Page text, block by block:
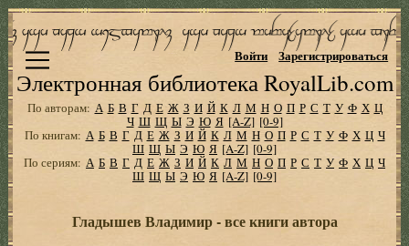
Электронная библиотека RoyalLib.com
Войти Зарегистрироваться
По авторам: А Б В Г Д Е Ж З И Й К Л М Н О П Р С Т У Ф Х Ц
Ч Ш Щ Ы Э Ю Я [A-Z] [0-9]
По книгам: А Б В Г Д Е Ж З И Й К Л М Н О П Р С Т У Ф Х Ц Ч
Ш Щ Ы Э Ю Я [A-Z] [0-9]
По сериям: А Б В Г Д Е Ж З И Й К Л М Н О П Р С Т У Ф Х Ц Ч
Ш Щ Ы Э Ю Я [A-Z] [0-9]
Гладышев Владимир - все книги автора